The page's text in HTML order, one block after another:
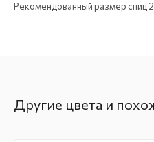
Рекомендованный размер спиц
Другие цвета и